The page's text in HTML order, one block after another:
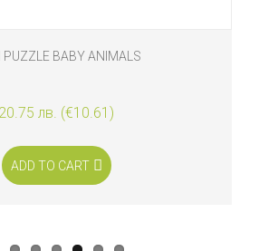
PUZZLE BABY ANIMALS
20.75 лв. (€10.61)
ADD TO CART